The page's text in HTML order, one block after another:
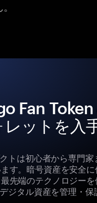
Fan
レットを入
トは初心者から専門家
す。暗号資産を安全
先端のテクノロジーを
ジタル資産を管理・保